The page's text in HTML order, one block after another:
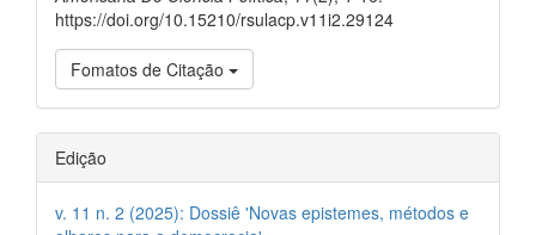
https://doi.org/10.15210/rsulacp.v11i2.29124
Fomatos de Citação
Edição
v. 11 n. 2 (2025): Dossiê 'Novas epistemes, métodos e